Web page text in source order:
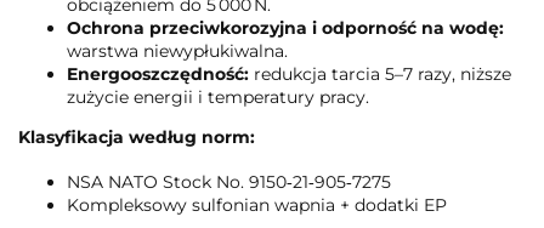
obciążeniem do 5 000 N.
Ochrona przeciwkorozyjna i odporność na wodę:
warstwa niewypłukiwalna.
Energooszczędność: redukcja tarcia 5–7 razy, niższe
zużycie energii i temperatury pracy.
Klasyfikacja według norm:
NSA NATO Stock No. 9150‑21‑905‑7275
Kompleksowy sulfonian wapnia + dodatki EP